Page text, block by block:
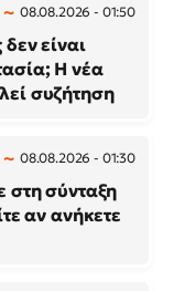
08.08.2026 - 01:50
είναι
Η νέα
συζήτηση
08.08.2026 - 01:30
στη σύνταξη
αν ανήκετε